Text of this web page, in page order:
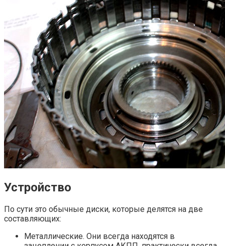
Устройство
По сути это обычные диски, которые делятся на две
составляющих:
Металлические. Они всегда находятся в